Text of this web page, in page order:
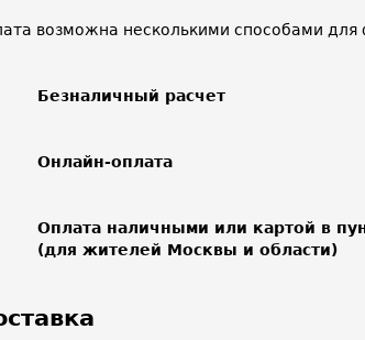
возможна несколькими способами для
Безналичный расчет
Онлайн-оплата
Оплата наличными или картой в
(для жителей Москвы и области)